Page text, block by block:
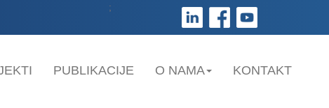
;
PUBLIKACIJE O NAMA KONTAKT